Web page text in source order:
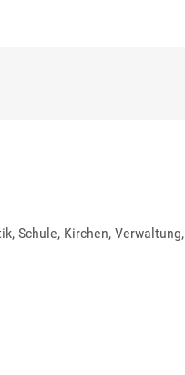
Schule, Kirchen, Verwaltung,